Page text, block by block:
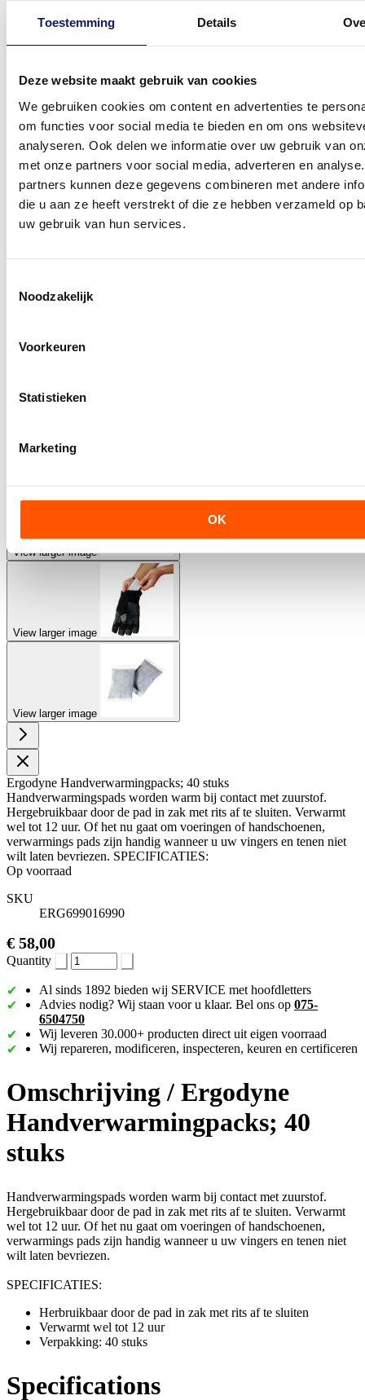
Toestemming Details
Deze website maakt gebruik van cookies
We gebruiken cookies om content en advertenties te
om functies voor social media te bieden en om ons
analyseren. Ook delen we informatie over uw gebruik van
met onze partners voor social media, adverteren en
partners kunnen deze gegevens combineren met andere
die u aan ze heeft verstrekt of die ze hebben verzameld op
uw gebruik van hun services.
Noodzakelijk
Voorkeuren
Statistieken
Marketing
OK
View larger image
View larger image
View larger image
View larger image
View larger image
Ergodyne Handverwarmingpacks; 40 stuks
Handverwarmingspads worden warm bij contact met zuurstof.
Hergebruikbaar door de pad in zak met rits af te sluiten. Verwarmt
wel tot 12 uur. Of het nu gaat om voeringen of handschoenen,
verwarmings pads zijn handig wanneer u uw vingers en tenen niet
wilt laten bevriezen. SPECIFICATIES:
Op voorraad
SKU
ERG699016990
€ 58,00
Quantity
Al sinds 1892 bieden wij SERVICE met hoofdletters
Advies nodig? Wij staan voor u klaar. Bel ons op 075-
6504750
Wij leveren 30.000+ producten direct uit eigen voorraad
Wij repareren, modificeren, inspecteren, keuren en certificeren
Omschrijving / Ergodyne
Handverwarmingpacks; 40
stuks
Handverwarmingspads worden warm bij contact met zuurstof.
Hergebruikbaar door de pad in zak met rits af te sluiten. Verwarmt
wel tot 12 uur. Of het nu gaat om voeringen of handschoenen,
verwarmings pads zijn handig wanneer u uw vingers en tenen niet
wilt laten bevriezen.
SPECIFICATIES:
Herbruikbaar door de pad in zak met rits af te sluiten
Verwarmt wel tot 12 uur
Verpakking: 40 stuks
Specifications